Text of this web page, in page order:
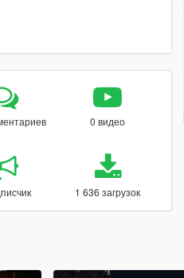
0 видео
1 636 загрузок